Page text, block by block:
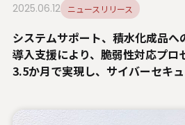
2025.06.12 ニュースリリース
システムサポート、積水化成品
導入支援により、脆弱性対応プロ
3.5か月で実現し、サイバーセキ